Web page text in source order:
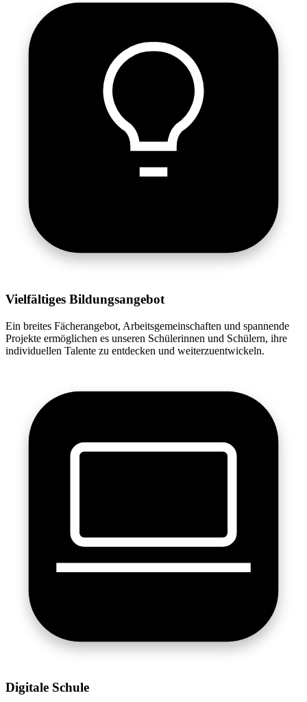
Vielfältiges Bildungsangebot
Ein breites Fächerangebot, Arbeitsgemeinschaften und spannende
Projekte ermöglichen es unseren Schülerinnen und Schülern, ihre
individuellen Talente zu entdecken und weiterzuentwickeln.
Digitale Schule